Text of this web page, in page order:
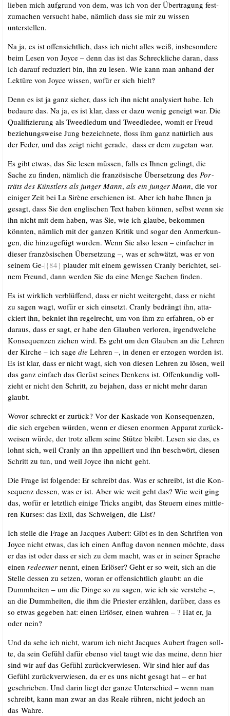
lie­ben mich auf­grund von dem, was ich von der Über­tra­gung fest­
zu­ma­chen ver­sucht habe, näm­lich dass sie mir zu wis­sen
unterstellen.
Na ja, es ist offen­sicht­lich, dass ich nicht alles weiß, ins­be­son­de­re
beim Lesen von Joy­ce – denn das ist das Schreck­li­che dar­an, dass
ich dar­auf redu­ziert bin, ihn zu lesen. Wie kann man anhand der
Lek­tü­re von Joy­ce wis­sen, wofür er sich hielt?
Denn es ist ja ganz sicher, dass ich ihn nicht ana­ly­siert habe. Ich
bedau­re das. Na ja, es ist klar, dass er dazu wenig geneigt war. Die
Qua­li­fi­zie­rung als Tweed­ledum und Tweed­le­dee, womit er Freud
bezie­hungs­wei­se Jung bezeich­ne­te, floss ihm ganz natür­lich aus
der Feder, und das zeigt nicht gera­de, dass er dem zuge­tan war.
Es gibt etwas, das Sie lesen müs­sen, falls es Ihnen gelingt, die
Sache zu fin­den, näm­lich die fran­zö­si­sche Über­set­zung des Por­
träts des Künst­lers als jun­ger Mann, als ein jun­ger Mann, die vor
eini­ger Zeit bei La Sirè­ne erschie­nen ist. Aber ich habe Ihnen ja
gesagt, dass Sie den eng­li­schen Text haben kön­nen, selbst wenn sie
ihn nicht mit dem haben, was Sie, wie ich glau­be, bekom­men
könn­ten, näm­lich mit der gan­zen Kri­tik und sogar den Anmer­kun­
gen, die hin­zu­ge­fügt wur­den. Wenn Sie also lesen – ein­fa­cher in
die­ser fran­zö­si­schen Über­set­zung –, was er schwätzt, was er von
sei­nem Ge-|{84} plau­der mit einem gewis­sen Cran­ly berich­tet, sei­
nem Freund, dann wer­den Sie da eine Men­ge Sachen finden.
Es ist wirk­lich ver­blüf­fend, dass er nicht wei­ter­geht, dass er nicht
zu sagen wagt, wofür er sich ein­setzt. Cran­ly bedrängt ihn, atta­
ckiert ihn, bekniet ihn regel­recht, um von ihm zu erfah­ren, ob er
dar­aus, dass er sagt, er habe den Glau­ben ver­lo­ren, irgend­wel­che
Kon­se­quen­zen zie­hen wird. Es geht um den Glau­ben an die Leh­ren
der Kir­che – ich sage die Leh­ren –, in denen er erzo­gen wor­den ist.
Es ist klar, dass er nicht wagt, sich von die­sen Leh­ren zu lösen, weil
das ganz ein­fach das Gerüst sei­nes Den­kens ist. Offen­kun­dig voll­
zieht er nicht den Schritt, zu beja­hen, dass er nicht mehr dar­an
glaubt.
Wovor schreckt er zurück? Vor der Kas­ka­de von Kon­se­quen­zen,
die sich erge­ben wür­den, wenn er die­sen enor­men Appa­rat zurück­
wei­sen wür­de, der trotz allem sei­ne Stüt­ze bleibt. Lesen sie das, es
lohnt sich, weil Cran­ly an ihn appel­liert und ihn beschwört, die­sen
Schritt zu tun, und weil Joy­ce ihn nicht geht.
Die Fra­ge ist fol­gen­de: Er schreibt das. Was er schreibt, ist die Kon­
se­quenz des­sen, was er ist. Aber wie weit geht das? Wie weit ging
das, wofür er letzt­lich eini­ge Tricks angibt, das Steu­ern eines mitt­le­
ren Kur­ses: das Exil, das Schwei­gen, die List?
Ich stel­le die Fra­ge an Jac­ques Aubert: Gibt es in den Schrif­ten von
Joy­ce nicht etwas, das ich einen Anflug davon nen­nen möch­te, dass
er das ist oder dass er sich zu dem macht, was er in sei­ner Spra­che
einen rede­emernennt, einen Erlö­ser? Geht er so weit, sich an die
Stel­le des­sen zu set­zen, wor­an er offen­sicht­lich glaubt: an die
Dumm­hei­ten – um die Din­ge so zu sagen, wie ich sie ver­ste­he –,
an die Dumm­hei­ten, die ihm die Pries­ter erzäh­len, dar­über, dass es
so etwas gege­ben hat: einen Erlö­ser, einen wah­ren – ? Hat er, ja
oder nein?
Und da sehe ich nicht, war­um ich nicht Jac­ques Aubert fra­gen soll­
te, da sein Gefühl dafür eben­so viel taugt wie das mei­ne, denn hier
sind wir auf das Gefühl zurück­ver­wie­sen. Wir sind hier auf das
Gefühl zurück­ver­wie­sen, da er es uns nicht gesagt hat – er hat
geschrie­ben. Und dar­in liegt der gan­ze Unter­schied – wenn man
schreibt, kann man zwar an das Rea­le rüh­ren, nicht jedoch an
das Wahre.